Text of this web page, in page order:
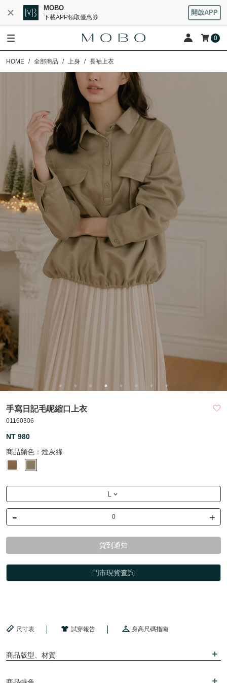
MOBO
下載APP領取優惠券
開啟APP
0
HOME 全部商品 上身 長袖上衣
手寫日記毛呢縮口上衣
01160306
NT 980
商品顏色： 煙灰綠
L
- +
貨到通知
門市現貨查詢
尺寸表 試穿報告 身高尺碼指南
商品版型、材質